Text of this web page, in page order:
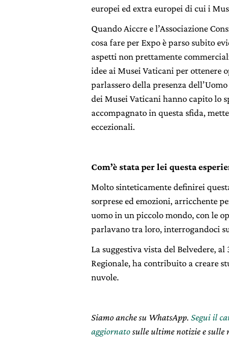
europei ed extra europei di cui i
Quando Aiccre e l’Associazione
cosa fare per Expo è parso subito
aspetti non prettamente
idee ai Musei Vaticani per ottenere
parlassero della presenza
dei Musei Vaticani hanno capito lo
accompagnato in questa sfida,
eccezionali.
Com’è stata per lei questa
Molto sinteticamente definirei
sorprese ed emozioni, arricchente
uomo in un piccolo mondo, con le
parlavano tra loro, interrogandoci
La suggestiva vista del Belvedere,
Regionale, ha contribuito a creare
nuvole.
Siamo anche su WhatsApp. Segui il
aggiornatosulle ultime notizie e sulle